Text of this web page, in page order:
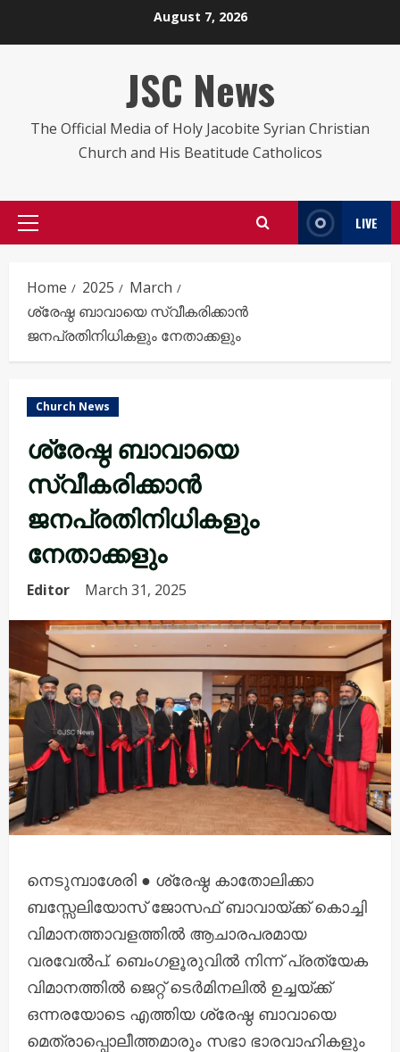
August 7, 2026
JSC News
The Official Media of Holy Jacobite Syrian Christian
Church and His Beatitude Catholicos
Primary
LIVE
Home 2025
March
ശ്രേഷ്ഠ ബാവായെ സ്വീകരിക്കാ‍ൻ
ജനപ്രതിനിധികളും നേതാക്കളും
Church News
ശ്രേഷ്ഠ ബാവായെ
സ്വീകരിക്കാ‍ൻ
ജനപ്രതിനിധികളും
നേതാക്കളും
Editor March 31, 2025
നെടുമ്പാശേരി ● ശ്രേഷ്ഠ കാതോലിക്കാ
ബസ്സേലിയോസ് ജോസഫ് ബാവായ്ക്ക് കൊച്ചി
വിമാനത്താവളത്തിൽ ആചാരപരമായ
വരവേൽപ്. ബെംഗളൂരുവിൽ നിന്ന് പ്രത്യേക
വിമാനത്തിൽ ജെറ്റ് ടെർമിനലിൽ ഉച്ചയ്ക്ക്
ഒന്നരയോടെ എത്തിയ ശ്രേഷ്ഠ ബാവായെ
മെത്രാപ്പൊലീത്തമാരും സഭാ ഭാരവാഹികളും